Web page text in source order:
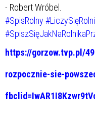
- Robert Wróbel.
#SpisRolny
https://gorzow.tvp.pl/
rozpocznie-sie-